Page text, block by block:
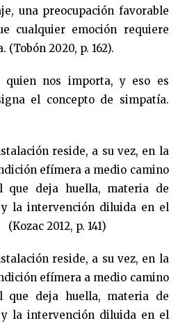
una preocupación favorable
cualquier emoción requiere
2020, p. 162).
quien nos importa, y eso es
el concepto de simpatía.
reside, a su vez, en la
efímera a medio camino
que deja huella, materia de
y la intervención diluida en el
2012, p. 141)
reside, a su vez, en la
efímera a medio camino
que deja huella, materia de
y la intervención diluida en el